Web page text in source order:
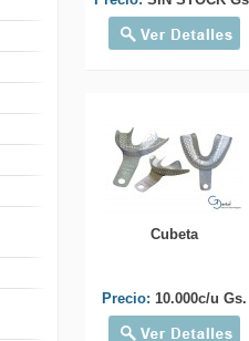
Cubeta
Precio: 10.000c/u Gs.